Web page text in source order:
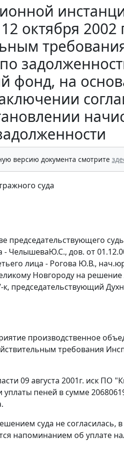
октября
фонд, на
версию документа смотрите
суда
председательствующего
ЧелышеваЮ.С., дов. от
лица - Рогова Ю.В.,
Новгороду на решение
к, председательствующий
производственное
требования
09 августа 2001г. иск ПО
пеней в сумме
суда не согласилась,
напоминанием об уплате